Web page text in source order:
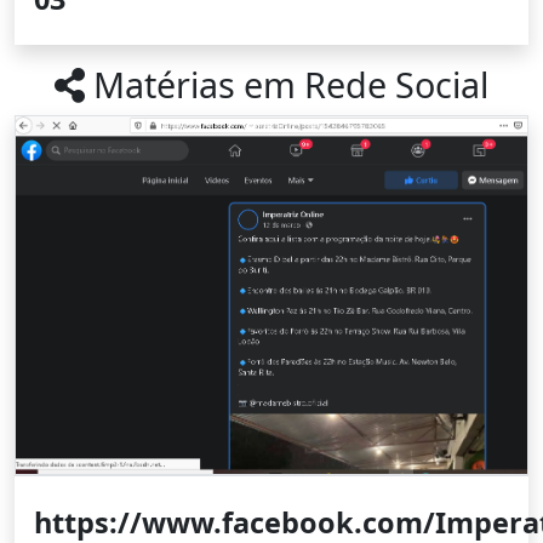
Matérias em Rede Social
https://www.facebook.com/